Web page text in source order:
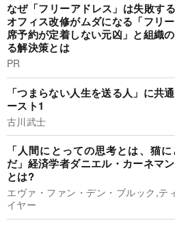
なぜ「フリーアドレス」は失敗す
オフィス改修がムダになる「フリ
席予約が定着しない元凶」と組織
る解決策とは
PR
「つまらない人生を送る人」に共
ースト1
古川武士
「人間にとっての思考とは、猫
だ」経済学者ダニエル・カーネマ
とは?
エヴァ・ファン・デン・ブルック,テ
イヤー